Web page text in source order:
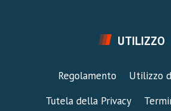
UTILIZZO
Regolamento
Utilizzo
Tutela della Privacy